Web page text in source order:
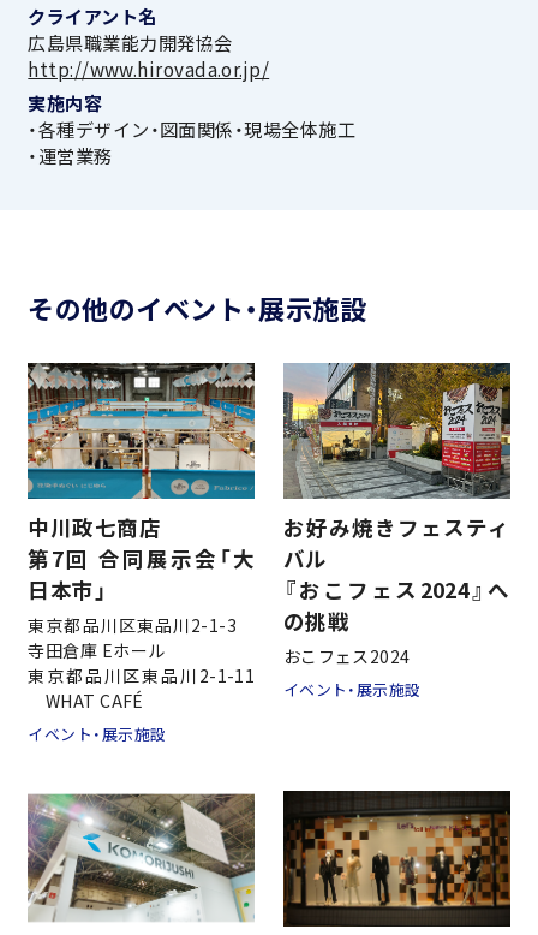
クライアント名
広島県職業能力開発協会
http://www.hirovada.or.jp/
実施内容
・各種デザイン・図面関係・現場全体施工
・運営業務
その他のイベント・展示施設
中川政七商店
第7回 合同展示会「大
日本市」
東京都品川区東品川2-1-3
寺田倉庫 Eホール
東京都品川区東品川2-1-11
WHAT CAFÉ
イベント・展示施設
お好み焼きフェスティ
バル
『おこフェス2024』へ
の挑戦
おこフェス2024
イベント・展示施設